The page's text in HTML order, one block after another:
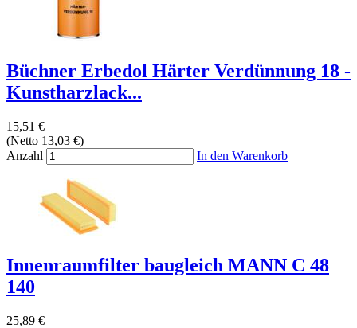
Büchner Erbedol Härter Verdünnung 18 -
Kunstharzlack...
15,51 €
(Netto 13,03 €)
Anzahl
In den Warenkorb
Innenraumfilter baugleich MANN C 48
140
25,89 €